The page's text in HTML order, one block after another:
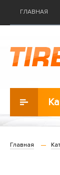
ГЛАВНАЯ
Главная